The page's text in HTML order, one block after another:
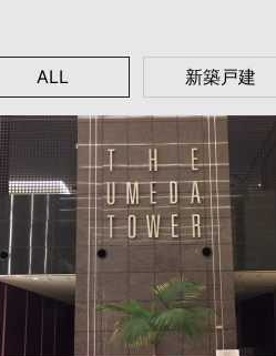
ALL 新築戸建